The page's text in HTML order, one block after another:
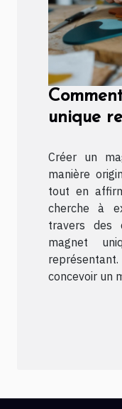
unique
Créer un
manière
tout en
cherche à
travers des
magnet
concevoir un